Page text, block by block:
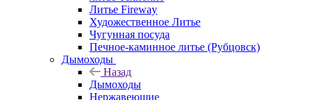
Литье Fireway
Художественное Литье
Чугунная посуда
Печное-каминное литье (Рубцовск)
Дымоходы
Назад
Дымоходы
Нержавеющие